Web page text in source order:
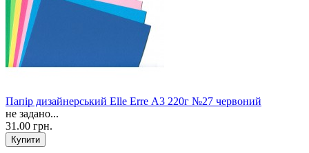
Папір дизайнерський Elle Erre А3 220г №27 червоний
не задано...
31.00 грн.